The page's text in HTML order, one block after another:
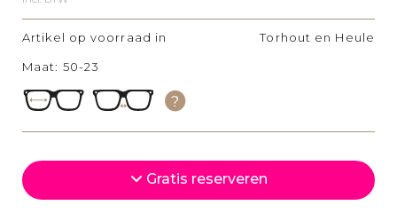
Artikel op voorraad in Torhout en Heule
Maat: 50-23
Gratis reserveren